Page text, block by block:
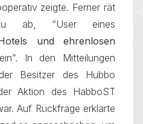
zeigte. Ferner rät
ab, “User eines
und ehrenlosen
In den Mitteilungen
Besitzer des Hubbo
Aktion des HabboST
Auf Rückfrage erklärte